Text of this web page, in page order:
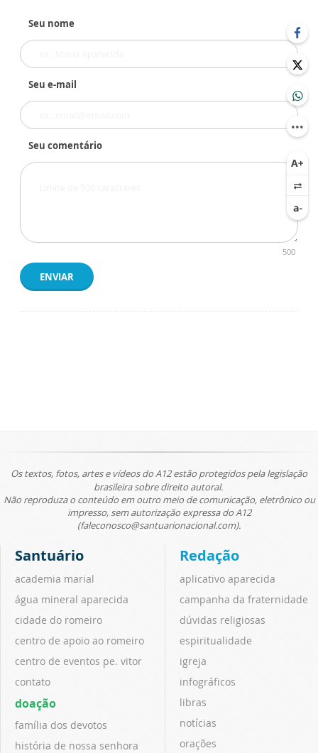
Seu nome
Seu e-mail
Seu comentário
500
ENVIAR
Os textos, fotos, artes e vídeos do A12 estão protegidos pela legislação
brasileira sobre direito autoral.
Não reproduza o conteúdo em outro meio de comunicação, eletrônico ou
impresso, sem autorização expressa do A12
(faleconosco@santuarionacional.com).
Santuário
academia marial
água mineral aparecida
cidade do romeiro
centro de apoio ao romeiro
centro de eventos pe. vitor
contato
doação
família dos devotos
história de nossa senhora
Redação
aplicativo aparecida
campanha da fraternidade
dúvidas religiosas
espiritualidade
igreja
infográficos
libras
notícias
orações